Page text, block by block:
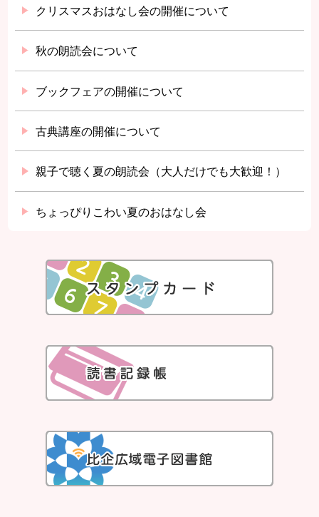
クリスマスおはなし会の開催について
秋の朗読会について
ブックフェアの開催について
古典講座の開催について
親子で聴く夏の朗読会（大人だけでも大歓迎！）
ちょっぴりこわい夏のおはなし会